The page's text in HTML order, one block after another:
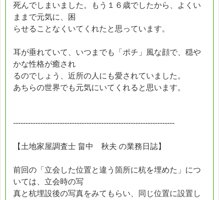
死んでしまいました。もう１６歳でしたから、よくい
ままで元気に、困
らせることなくいてくれたと思っています。
耳が垂れていて、いつまでも「ポチ」風な顔で、穏や
かな性格が癒され
るのでしょう、近所の人にも愛されていました。
あちらの世界でも元気にいてくれると思います。
------------------------------------------------------------------
【土地家屋調査士 畠中 秋夫 の業務日誌】
前回の「立会した位置と違う箇所に杭を埋めた」につ
いては、立会時の写
真と杭埋設後の写真をみてもらい、同じ位置に設置し